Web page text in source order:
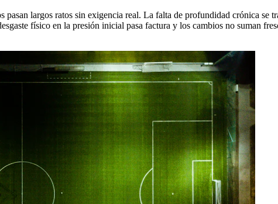
largos ratos sin exigencia real. La falta de profundidad crónica se
físico en la presión inicial pasa factura y los cambios no suman